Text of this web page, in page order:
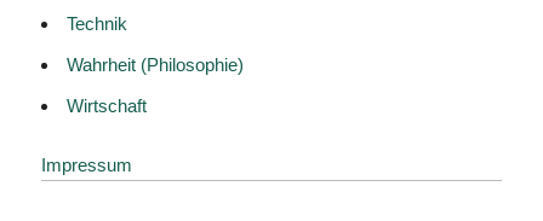
Technik
Wahrheit (Philosophie)
Wirtschaft
Impressum